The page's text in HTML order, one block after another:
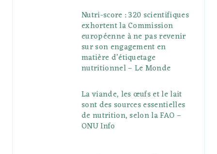
Nutri-score : 320 scientifiques
exhortent la Commission
européenne à ne pas revenir
sur son engagement en
matière d’étiquetage
nutritionnel – Le Monde
La viande, les œufs et le lait
sont des sources essentielles
de nutrition, selon la FAO –
ONU Info